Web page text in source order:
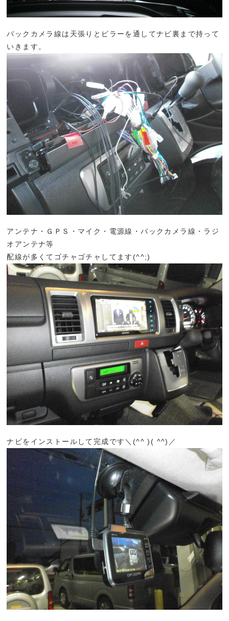
バックカメラ線は天張りとピラーを通してナビ裏まで持って
いきます。
アンテナ・ＧＰＳ・マイク・電源線・バックカメラ線・ラジ
オアンテナ等
配線が多くてゴチャゴチャしてます(^^;)
ナビをインストールして完成です＼(^^ )( ^^)／